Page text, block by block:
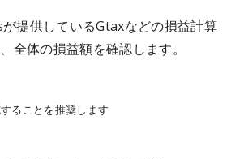
提供しているGtaxなどの損益計算
全体の損益額を確認します。
ることを推奨します